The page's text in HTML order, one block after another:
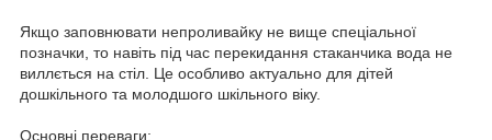
Якщо заповнювати непроливайку не вище спеціальної
позначки, то навіть під час перекидання стаканчика вода не
виллється на стіл. Це особливо актуально для дітей
дошкільного та молодшого шкільного віку.
Основні переваги: